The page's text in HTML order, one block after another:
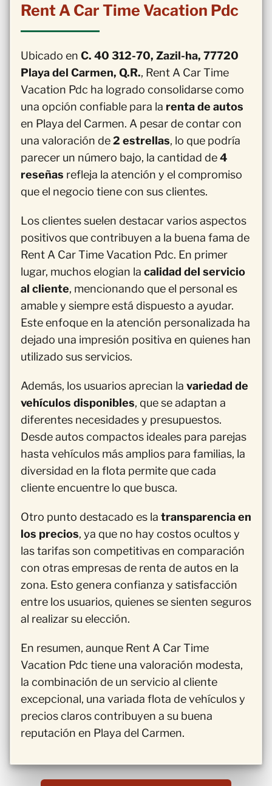
Rent A Car Time Vacation Pdc
Ubicado en C. 40 312-70, Zazil-ha, 77720
Playa del Carmen, Q.R., Rent A Car Time
Vacation Pdc ha logrado consolidarse como
una opción confiable para la renta de autos
en Playa del Carmen. A pesar de contar con
una valoración de2 estrellas, lo que podría
parecer un número bajo, la cantidad de4
reseñas refleja la atención y el compromiso
que el negocio tiene con sus clientes.
Los clientes suelen destacar varios aspectos
positivos que contribuyen a la buena fama de
Rent A Car Time Vacation Pdc. En primer
lugar, muchos elogian la calidad del servicio
al cliente, mencionando que el personal es
amable y siempre está dispuesto a ayudar.
Este enfoque en la atención personalizada ha
dejado una impresión positiva en quienes han
utilizado sus servicios.
Además, los usuarios aprecian la variedad de
vehículos disponibles, que se adaptan a
diferentes necesidades y presupuestos.
Desde autos compactos ideales para parejas
hasta vehículos más amplios para familias, la
diversidad en la flota permite que cada
cliente encuentre lo que busca.
Otro punto destacado es la transparencia en
los precios, ya que no hay costos ocultos y
las tarifas son competitivas en comparación
con otras empresas de renta de autos en la
zona. Esto genera confianza y satisfacción
entre los usuarios, quienes se sienten seguros
al realizar su elección.
En resumen, aunque Rent A Car Time
Vacation Pdc tiene una valoración modesta,
la combinación de un servicio al cliente
excepcional, una variada flota de vehículos y
precios claros contribuyen a su buena
reputación en Playa del Carmen.